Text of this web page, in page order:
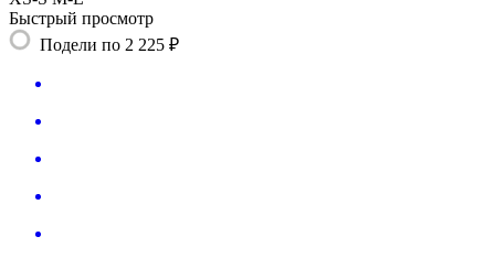
Быстрый просмотр
Подели по 2 225 ₽